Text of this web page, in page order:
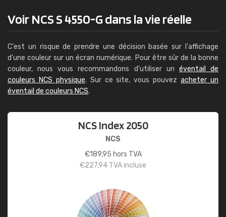
Voir NCS S 4550-G dans la vie réelle
C'est un risque de prendre une décision basée sur l'affichage
d'une couleur sur un écran numérique. Pour être sûr de la bonne
couleur, nous vous recommandons d'utiliser un éventail de
couleurs NCS physique. Sur ce site, vous pouvezacheter un
éventail de couleurs NCS.
NCS Index 2050
NCS
€189,95 hors TVA
€227,94 TVA incluse